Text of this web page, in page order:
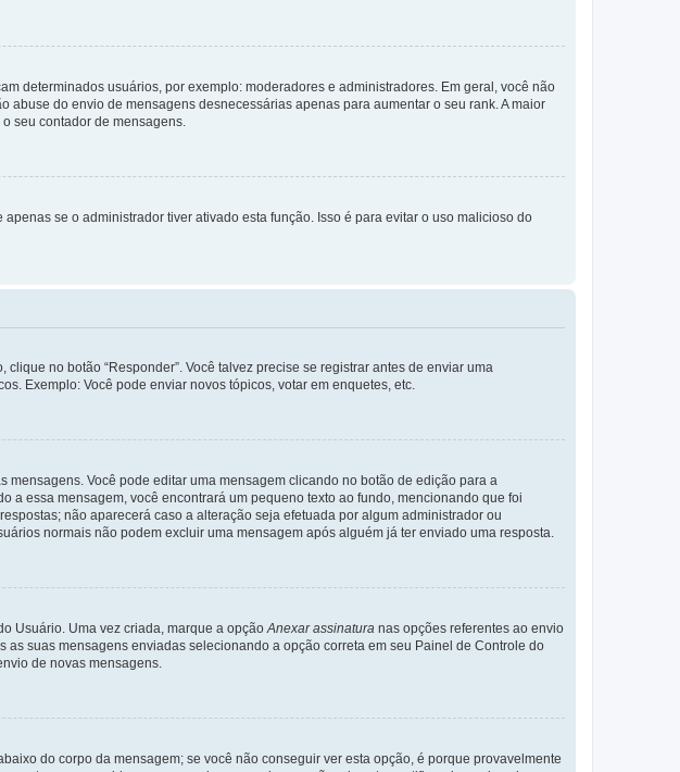
determinados usuários, por exemplo: moderadores e administradores. Em geral, você não
do envio de mensagens desnecessárias apenas para aumentar o seu rank. A maior
seu contador de mensagens.
se o administrador tiver ativado esta função. Isso é para evitar o uso malicioso do
no botão “Responder”. Você talvez precise se registrar antes de enviar uma
Exemplo: Você pode enviar novos tópicos, votar em enquetes, etc.
Você pode editar uma mensagem clicando no botão de edição para a
essa mensagem, você encontrará um pequeno texto ao fundo, mencionando que foi
não aparecerá caso a alteração seja efetuada por algum administrador ou
normais não podem excluir uma mensagem após alguém já ter enviado uma resposta.
Usuário. Uma vez criada, marque a opção Anexar assinatura nas opções referentes ao envio
suas mensagens enviadas selecionando a opção correta em seu Painel de Controle do
de novas mensagens.
do corpo da mensagem; se você não conseguir ver esta opção, é porque provavelmente